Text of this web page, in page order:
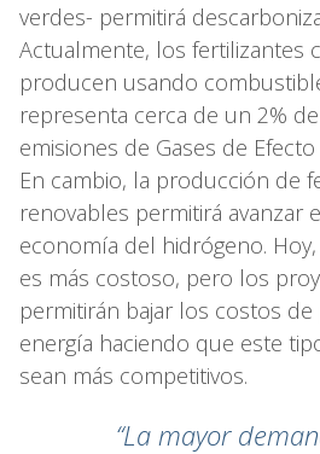
verdes- permitirá
Actualmente, los fertilizantes
producen usando
representa cerca de un 2%
emisiones de Gases de
En cambio, la producción de
renovables permitirá avanzar
economía del hidrógeno.
es más costoso, pero los
permitirán bajar los costos
energía haciendo que este
sean más competitivos.
“La mayor